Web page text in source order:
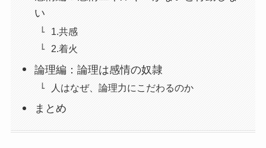
い
1.共感
2.着火
論理編：論理は感情の奴隷
人はなぜ、論理力にこだわるのか
まとめ